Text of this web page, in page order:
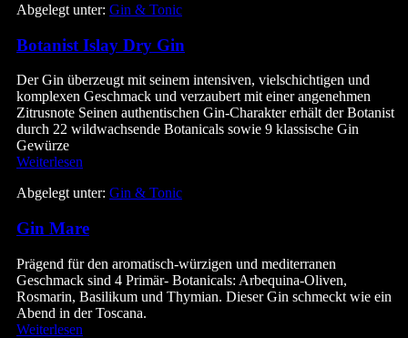
–
pleasure
Brennerei
Scheibel)
Abgelegt unter: Gin & Tonic
Botanist Islay Dry Gin
Der Gin überzeugt mit seinem intensiven, vielschichtigen und
komplexen Geschmack und verzaubert mit einer angenehmen
Zitrusnote Seinen authentischen Gin-Charakter erhält der Botanist
durch 22 wildwachsende Botanicals sowie 9 klassische Gin
Gewürze
Weiterlesen
Dry
Abgelegt unter: Gin & Tonic
Gin Mare
Prägend für den aromatisch-würzigen und mediterranen
Geschmack sind 4 Primär- Botanicals: Arbequina-Oliven,
Rosmarin, Basilikum und Thymian. Dieser Gin schmeckt wie ein
Abend in der Toscana.
Weiterlesen